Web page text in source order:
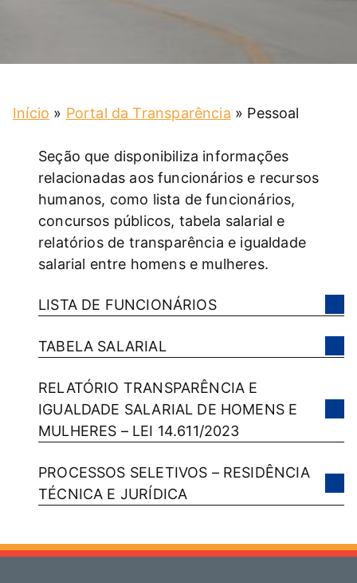
Início » Portal da Transparência » Pessoal
Seção que disponibiliza informações
relacionadas aos funcionários e recursos
humanos, como lista de funcionários,
concursos públicos, tabela salarial e
relatórios de transparência e igualdade
salarial entre homens e mulheres.
LISTA DE FUNCIONÁRIOS
TABELA SALARIAL
RELATÓRIO TRANSPARÊNCIA E
IGUALDADE SALARIAL DE HOMENS E
MULHERES – LEI 14.611/2023
PROCESSOS SELETIVOS – RESIDÊNCIA
TÉCNICA E JURÍDICA